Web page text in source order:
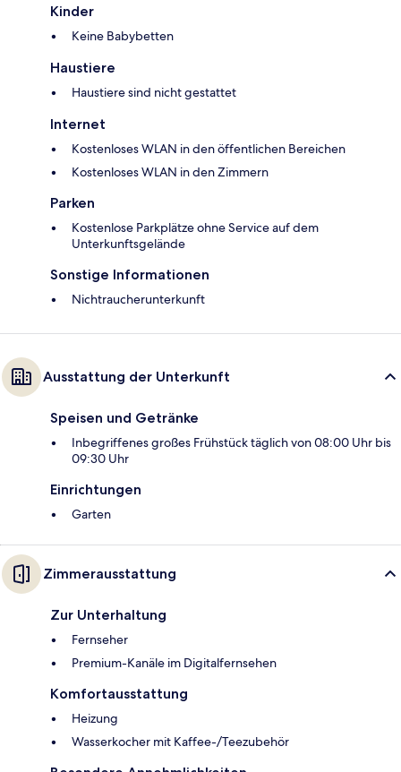
Kinder
Keine Babybetten
Haustiere
Haustiere sind nicht gestattet
Internet
Kostenloses WLAN in den öffentlichen Bereichen
Kostenloses WLAN in den Zimmern
Parken
Kostenlose Parkplätze ohne Service auf dem
Unterkunftsgelände
Sonstige Informationen
Nichtraucherunterkunft
Ausstattung der Unterkunft
Speisen und Getränke
Inbegriffenes großes Frühstück täglich von 08:00 Uhr bis
09:30 Uhr
Einrichtungen
Garten
Zimmerausstattung
Zur Unterhaltung
Fernseher
Premium-Kanäle im Digitalfernsehen
Komfortausstattung
Heizung
Wasserkocher mit Kaffee-/Teezubehör